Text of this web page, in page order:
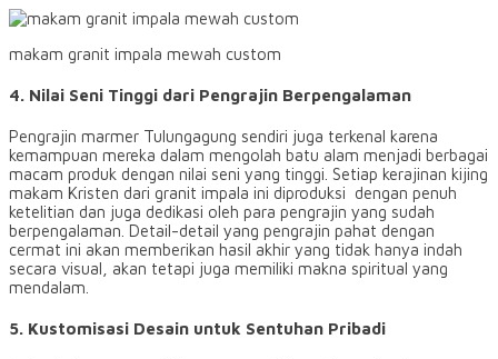
makam granit impala mewah custom
4. Nilai Seni Tinggi dari Pengrajin Berpengalaman
Pengrajin marmer Tulungagung sendiri juga terkenal karena
kemampuan mereka dalam mengolah batu alam menjadi berbagai
macam produk dengan nilai seni yang tinggi. Setiap kerajinan kijing
makam Kristen dari granit impala ini diproduksi dengan penuh
ketelitian dan juga dedikasi oleh para pengrajin yang sudah
berpengalaman. Detail-detail yang pengrajin pahat dengan
cermat ini akan memberikan hasil akhir yang tidak hanya indah
secara visual, akan tetapi juga memiliki makna spiritual yang
mendalam.
5. Kustomisasi Desain untuk Sentuhan Pribadi